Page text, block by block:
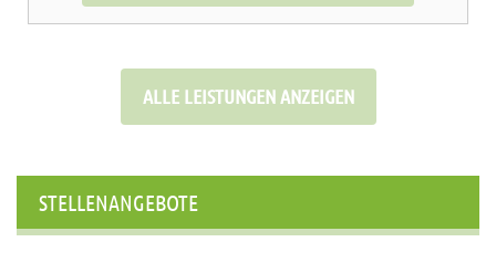
ALLE LEISTUNGEN ANZEIGEN
STELLENANGEBOTE